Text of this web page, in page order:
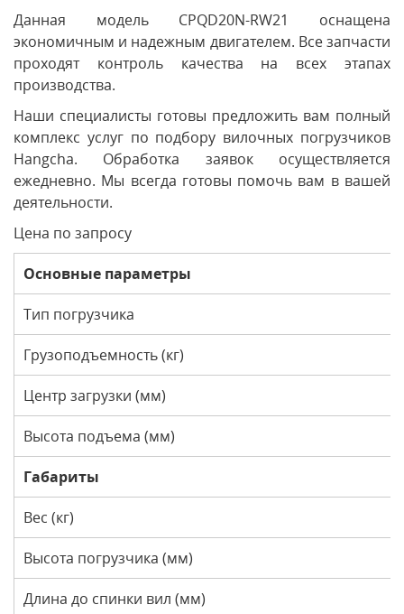
Данная модель CPQD20N-RW21 оснащена
экономичным и надежным двигателем. Все запчасти
проходят контроль качества на всех этапах
производства.
Наши специалисты готовы предложить вам полный
комплекс услуг по подбору вилочных погрузчиков
Hangcha. Обработка заявок осуществляется
ежедневно. Мы всегда готовы помочь вам в вашей
деятельности.
Цена по запросу
Основные параметры
Тип погрузчика
Грузоподъемность (кг)
Центр загрузки (мм)
Высота подъема (мм)
Габариты
Вес (кг)
Высота погрузчика (мм)
Длина до спинки вил (мм)